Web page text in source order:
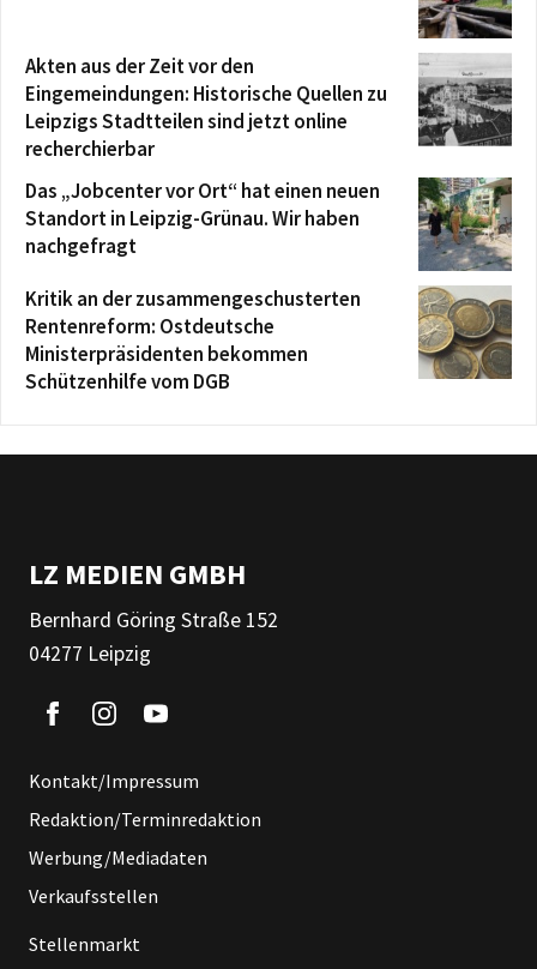
Akten aus der Zeit vor den
Eingemeindungen: Historische Quellen zu
Leipzigs Stadtteilen sind jetzt online
recherchierbar
Das „Jobcenter vor Ort“ hat einen neuen
Standort in Leipzig-Grünau. Wir haben
nachgefragt
Kritik an der zusammengeschusterten
Rentenreform: Ostdeutsche
Ministerpräsidenten bekommen
Schützenhilfe vom DGB
LZ MEDIEN GMBH
Bernhard Göring Straße 152
04277 Leipzig
Kontakt/Impressum
Redaktion/Terminredaktion
Werbung/Mediadaten
Verkaufsstellen
Stellenmarkt